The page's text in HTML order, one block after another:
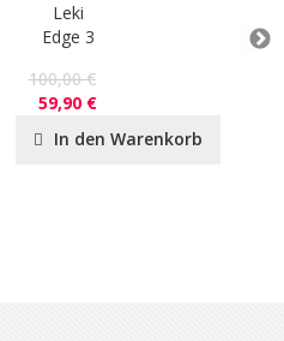
Leki
Edge 3
100,00 €
59,90 €
In den Warenkorb